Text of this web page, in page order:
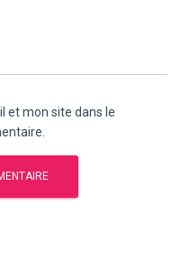
et mon site dans le